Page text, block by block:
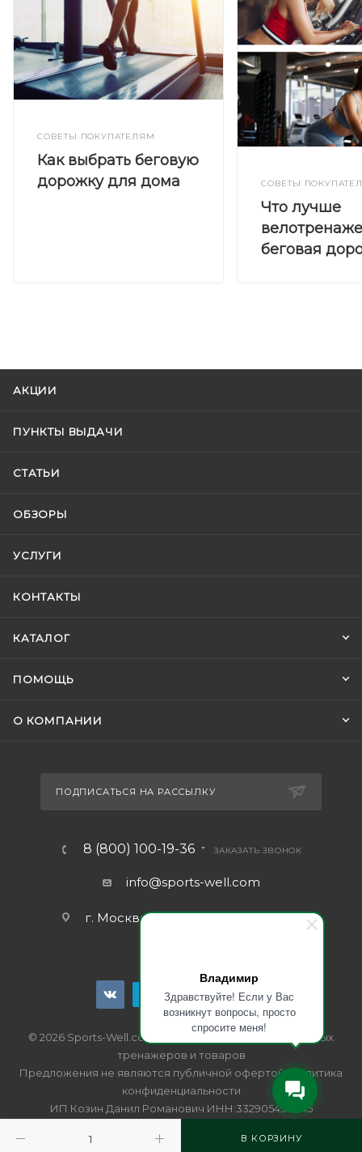
Владимир
Здравствуйте! Если у Вас
возникнут вопросы, просто
спросите меня!
В КОРЗИНУ
СОВЕТЫ ПОКУПАТЕЛЯМ
Как выбрать беговую
дорожку для дома
СОВЕТЫ
Что лучше
беговая
АКЦИИ
ПУНКТЫ ВЫДАЧИ
СТАТЬИ
ОБЗОРЫ
УСЛУГИ
КОНТАКТЫ
КАТАЛОГ
ПОМОЩЬ
О КОМПАНИИ
ПОДПИСАТЬСЯ НА РАССЫЛКУ
8 (800) 100-19-36 ЗАКАЗАТЬ ЗВОНОК
info@sports-well.com
г. Москва, ул. Промышленная д.11
© 2026 Sports-Well.com - интернет-магазин спортивных
тренажеров и товаров
Предложения не являются публичной офертой.Политика
конфиденциальности
ИП Козин Данил Романович ИНН:332905490345